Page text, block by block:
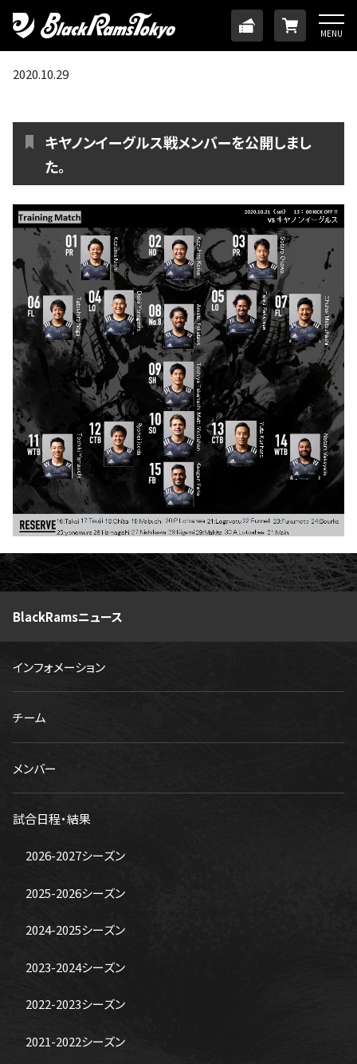
MENU
TICKET
HOME
メンバー
試合日程・結果
アカデミー
SDGs・ホームタウン
ファンクラブ
パートナー
2020.10.29
キヤノンイーグルス戦メンバーを公開しまし
た。
BlackRamsニュース
インフォメーション
チーム
メンバー
試合日程・結果
2026-2027シーズン
2025-2026シーズン
2024-2025シーズン
2023-2024シーズン
2022-2023シーズン
2021-2022シーズン